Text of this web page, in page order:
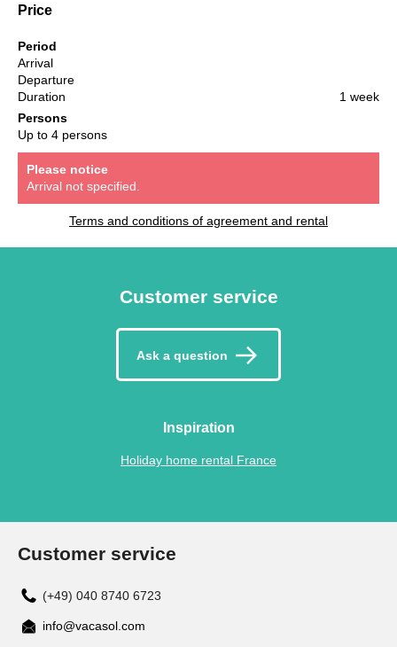
Price
Period
Arrival
Departure
Duration
1 week
Persons
Up to 4 persons
Please notice
Arrival not specified.
Terms and conditions of agreement and rental
Customer service
Ask a question
Inspiration
Holiday home rental France
Customer service
(+49) 040 8740 6723
info@vacasol.com